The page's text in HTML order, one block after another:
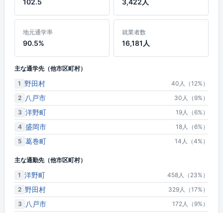
地元通学率
90.5%
就業者数
16,181人
主な通学先（他市区町村）
1 野田村
40人（12%）
2 八戸市
30人（9%）
3 洋野町
19人（6%）
4 盛岡市
18人（6%）
5 葛巻町 14人（4%）
主な通勤先（他市区町村）
1 洋野町
458人（23%）
2 野田村
329人（17%）
3
八戸市
172人（9%）